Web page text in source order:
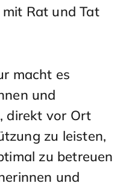
Rat und Tat
macht es
und
direkt vor Ort
zu leisten,
zu betreuen
und